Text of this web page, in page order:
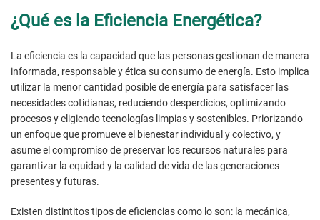
¿Qué es la Eficiencia Energética?
La eficiencia es la capacidad que las personas gestionan de manera
informada, responsable y ética su consumo de energía. Esto implica
utilizar la menor cantidad posible de energía para satisfacer las
necesidades cotidianas, reduciendo desperdicios, optimizando
procesos y eligiendo tecnologías limpias y sostenibles. Priorizando
un enfoque que promueve el bienestar individual y colectivo, y
asume el compromiso de preservar los recursos naturales para
garantizar la equidad y la calidad de vida de las generaciones
presentes y futuras.
Existen distintitos tipos de eficiencias como lo son: la mecánica,